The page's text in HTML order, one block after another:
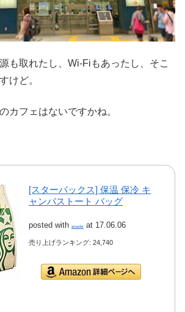
も取れたし、Wi-Fiもあったし、そこ
けど。
カフェはないですかね。
[スターバックス] 保温 保冷 キ
ャンバストート バッグ
posted with amazlet at 17.06.06
売り上げランキング: 24,740